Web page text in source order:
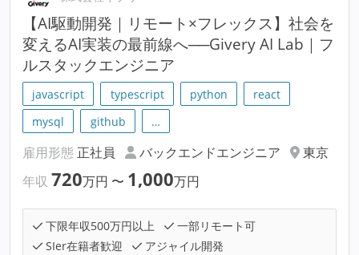
【AI駆動開発｜リモート×フレックス】社会を
変えるAI実装の最前線へ──Givery AI Lab｜フ
ルスタックエンジニア
javascript typescript python
react
mysql
github …
雇用形態 正社員 バックエンドエンジニア
東京
年収 720万円 〜 1,000万円
下限年収500万円以上
一部リモート可
SIer在籍者歓迎
アジャイル開発